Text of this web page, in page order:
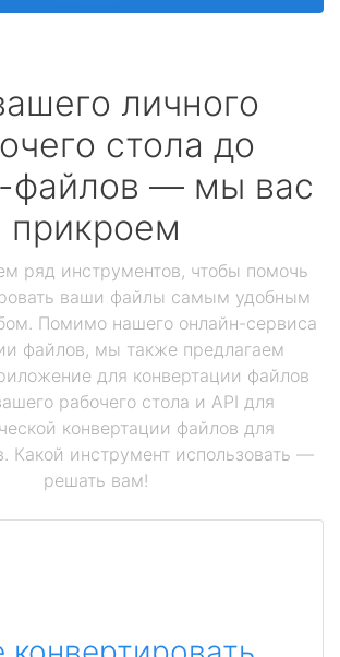
личного
стола до
файлов — мы вас
прикроем
ряд инструментов, чтобы помочь
ваши файлы самым удобным
Помимо нашего онлайн-сервиса
файлов, мы также предлагаем
для конвертации файлов
рабочего стола и API для
конвертации файлов для
Какой инструмент использовать —
решать вам!